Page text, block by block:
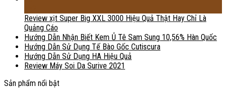
Review xịt Super Big XXL 3000 Hiệu Quả Thật Hay Chỉ Là
Quảng Cáo
Hướng Dẫn Nhận Biết Kem Ủ Tê Sam Sung 10,56% Hàn Quốc
Hướng Dẫn Sử Dụng Tế Bào Gốc Cutiscura
Hướng Dẫn Sử Dụng HA Hiệu Quả
Review Máy Soi Da Surive 2021
Sản phẩm nổi bật